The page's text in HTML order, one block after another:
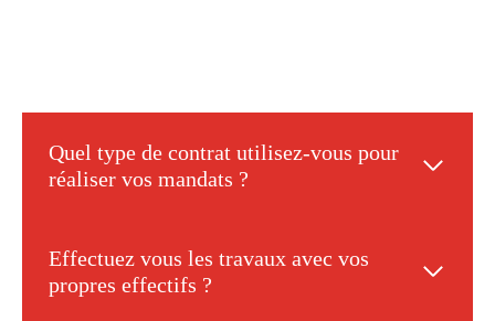
Quel type de contrat utilisez-vous pour
réaliser vos mandats ?
Effectuez vous les travaux avec vos
propres effectifs ?